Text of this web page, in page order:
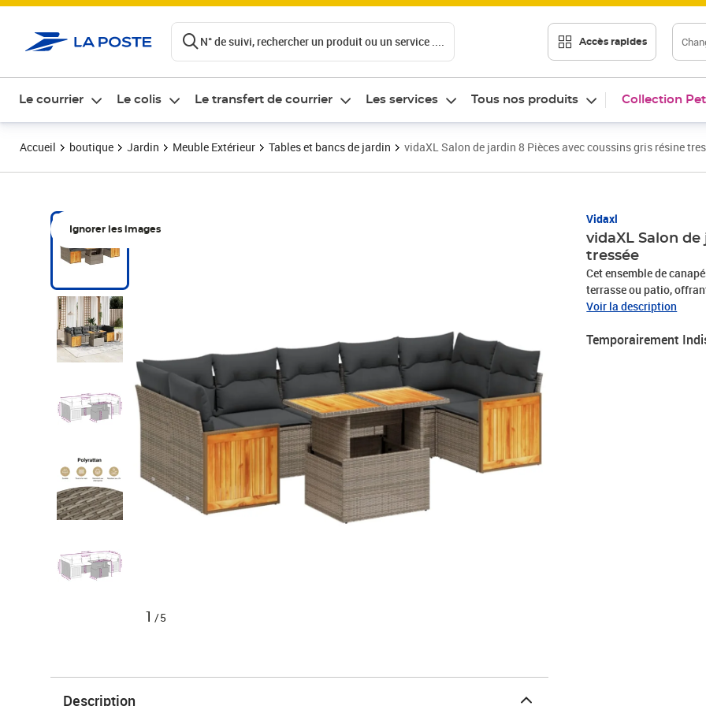
N° de suivi, rechercher un produit ou un service .... Accès rapides
Le courrier Le colis Le transfert de courrier Les services Tous nos produits Collection
Accueil boutique Jardin Meuble Extérieur Tables et bancs de jardin vidaXL Salon de jardin 8 Pièces avec coussins gris résine
Ignorer les images
1 /5
Vidaxl
vidaXL Salon
tressée
Cet ensemble de
terrasse ou patio,
famille et les amis ou
matériau synthétique
intempéries.Dessus de
Voir la description
Temporairement
Description